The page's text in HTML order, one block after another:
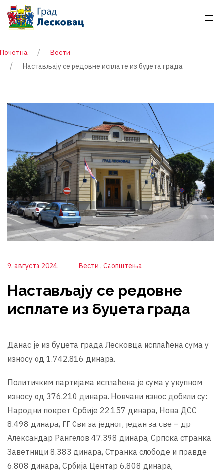
Почетна
Вести
Настављају се редовне исплате из буџета града
9. августа 2024. Вести Саопштења
Настављају се редовне
исплате из буџета града
Данас је из буџета града Лесковца исплаћена сума у
износу од 1.742.816 динара.
Политичким партијама исплаћена је сума у укупном
износу од 376.210 динара. Новчани износ добили су:
Народни покрет Србије 22.157 динара, Нова ДСС
8.498 динара, ГГ Сви за једног, један за све – др
Александар Рангелов 47.398 динара, Српска странка
Заветници 8.383 динара, Странка слободе и правде
6.808 динара, Србија Центар 6.808 динара,